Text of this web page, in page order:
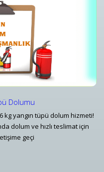
Dolumu
yangın tüpü dolum hizmeti!
dolum ve hızlı teslimat için
geçi
50 kg Tüp Çeşitleri ve Fiyatları -